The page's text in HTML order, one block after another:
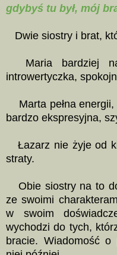
gdybyś tu był, mój
Dwie siostry i brat,
Maria bardziej
introwertyczka,
Marta pełna energii,
bardzo ekspresyjna,
Łazarz nie żyje od
straty.
Obie siostry na to
ze swoimi
w swoim
wychodzi do tych,
bracie. Wiadomość